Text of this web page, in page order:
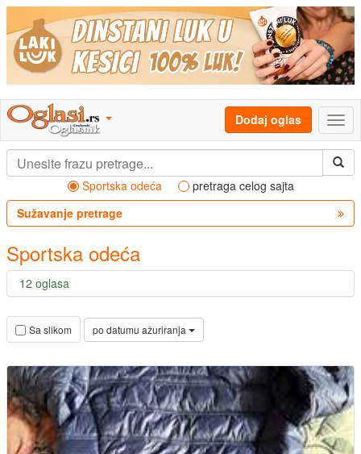
Dodaj oglas
Sportska odeća
pretraga celog sajta
Sužavanje pretrage
Sportska odeća
12 oglasa
Sa slikom po datumu ažuriranja